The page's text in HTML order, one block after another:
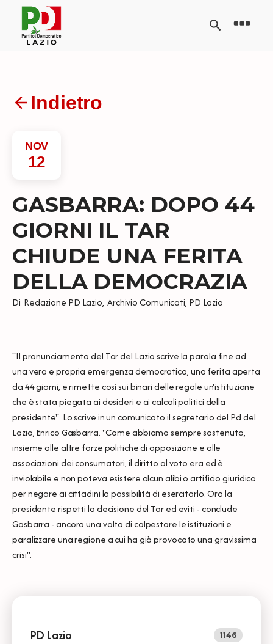
Indietro
NOV
12
GASBARRA: DOPO 44
GIORNI IL TAR
CHIUDE UNA FERITA
DELLA DEMOCRAZIA
Di Redazione PD Lazio, Archivio Comunicati, PD Lazio
"Il pronunciamento del Tar del Lazio scrive la parola fine ad
una vera e propria emergenza democratica, una ferita aperta
da 44 giorni, e rimette così sui binari delle regole un'istituzione
che è stata piegata ai desideri e ai calcoli politici della
presidente". Lo scrive in un comunicato il segretario del Pd del
Lazio, Enrico Gasbarra. "Come abbiamo sempre sostenuto,
insieme alle altre forze politiche di opposizione e alle
associazioni dei consumatori, il diritto al voto era ed è
inviolabile e non poteva esistere alcun alibi o artificio giuridico
per negare ai cittadini la possibilità di esercitarlo. Ora la
presidente rispetti la decisione del Tar ed eviti - conclude
Gasbarra - ancora una volta di calpestare le istituzioni e
paralizzare una regione a cui ha già provocato una gravissima
crisi".
PD Lazio 1146